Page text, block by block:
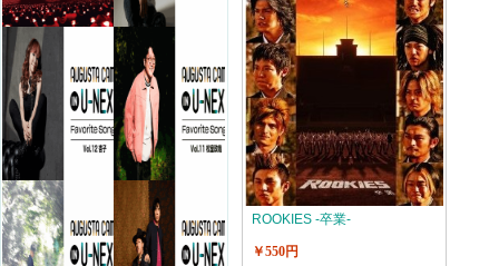
ROOKIES -卒業-
￥550円